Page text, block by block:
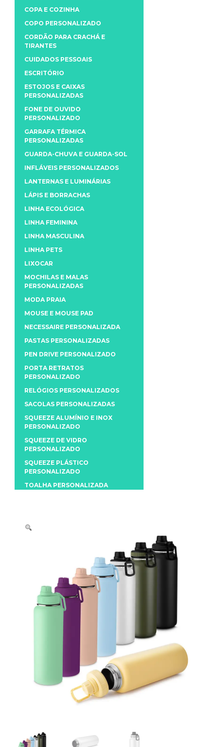
COPA E COZINHA
COPO PERSONALIZADO
CORDÃO PARA CRACHÁ E
TIRANTES
CUIDADOS PESSOAIS
ESCRITÓRIO
ESTOJOS E CAIXAS
PERSONALIZADAS
FONE DE OUVIDO
PERSONALIZADO
GARRAFA TÉRMICA
PERSONALIZADAS
GUARDA-CHUVA E GUARDA-SOL
INFLÁVEIS PERSONALIZADOS
LANTERNAS E LUMINÁRIAS
LÁPIS E BORRACHAS
LINHA ECOLÓGICA
LINHA FEMININA
LINHA MASCULINA
LINHA PETS
LIXOCAR
MOCHILAS E MALAS
PERSONALIZADAS
MODA PRAIA
MOUSE E MOUSE PAD
NECESSAIRE PERSONALIZADA
PASTAS PERSONALIZADAS
PEN DRIVE PERSONALIZADO
PORTA RETRATOS
PERSONALIZADO
RELÓGIOS PERSONALIZADOS
SACOLAS PERSONALIZADAS
SQUEEZE ALUMÍNIO E INOX
PERSONALIZADO
SQUEEZE DE VIDRO
PERSONALIZADO
SQUEEZE PLÁSTICO
PERSONALIZADO
TOALHA PERSONALIZADA